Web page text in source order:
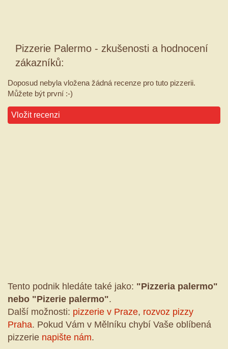
Pizzerie Palermo - zkušenosti a hodnocení
zákazníků:
Doposud nebyla vložena žádná recenze pro tuto pizzerii.
Můžete být první :-)
Vložit recenzi
Tento podnik hledáte také jako: "Pizzeria palermo"
nebo "Pizerie palermo".
Další možnosti: pizzerie v Praze, rozvoz pizzy
Praha. Pokud Vám v Mělníku chybí Vaše oblíbená
pizzerie napište nám.